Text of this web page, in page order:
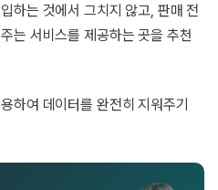
하는 것에서 그치지 않고, 판매 전
는 서비스를 제공하는 곳을 추천
하여 데이터를 완전히 지워주기